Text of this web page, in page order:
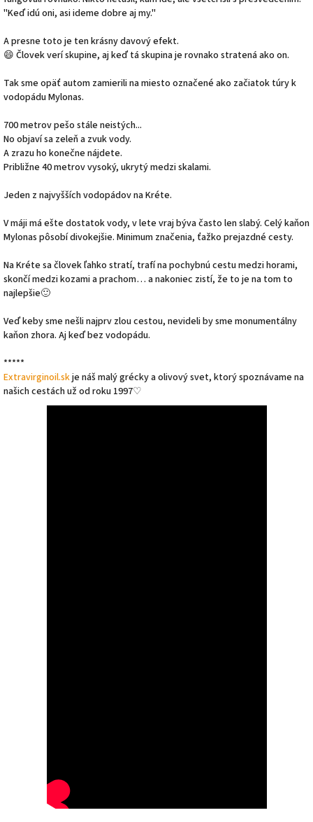
"Keď idú oni, asi ideme dobre aj my."
A presne toto je ten krásny davový efekt.
😄 Človek verí skupine, aj keď tá skupina je rovnako stratená ako on.
Tak sme opäť autom zamierili na miesto označené ako začiatok túry k
vodopádu Mylonas.
700 metrov pešo stále neistých...
No objaví sa zeleň a zvuk vody.
A zrazu ho konečne nájdete.
Približne 40 metrov vysoký, ukrytý medzi skalami.
Jeden z najvyšších vodopádov na Kréte.
V máji má ešte dostatok vody, v lete vraj býva často len slabý. Celý kaňon
Mylonas pôsobí divokejšie. Minimum značenia, ťažko prejazdné cesty.
Na Kréte sa človek ľahko stratí, trafí na pochybnú cestu medzi horami,
skončí medzi kozami a prachom… a nakoniec zistí, že to je na tom to
najlepšie🙂
Veď keby sme nešli najprv zlou cestou, nevideli by sme monumentálny
kaňon zhora. Aj keď bez vodopádu.
*****
Extravirginoil.skje náš malý grécky a olivový svet, ktorý spoznávame na
našich cestách už od roku 1997♡